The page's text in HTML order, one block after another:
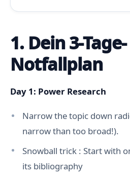
1. Dein 3-Tage-
Notfallplan
Day 1: Power Research
Narrow the topic down
narrow than too broad!).
Snowball trick : Start with
its bibliography